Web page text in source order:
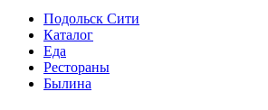
Подольск Сити
Каталог
Еда
Рестораны
Былина